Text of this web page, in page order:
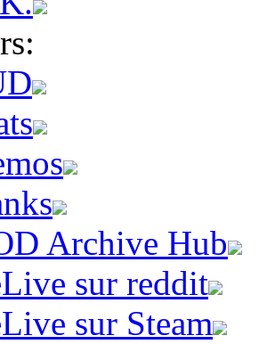
Archive Hub
sur reddit
sur Steam